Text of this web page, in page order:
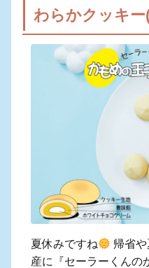
わらかクッキ
夏休みですね
帰省
産に『セーラーくんの